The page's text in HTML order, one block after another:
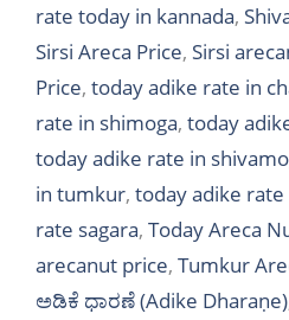
rate today in kannada,
Sirsi Areca Price, Sirsi
Price, today adike rate in
rate in shimoga, today
today adike rate in
in tumkur, today adike rate
rate sagara, Today Areca
arecanut price, Tumkur
ಅಡಿಕೆ ಧಾರಣೆ (Adike Dharaṇe)